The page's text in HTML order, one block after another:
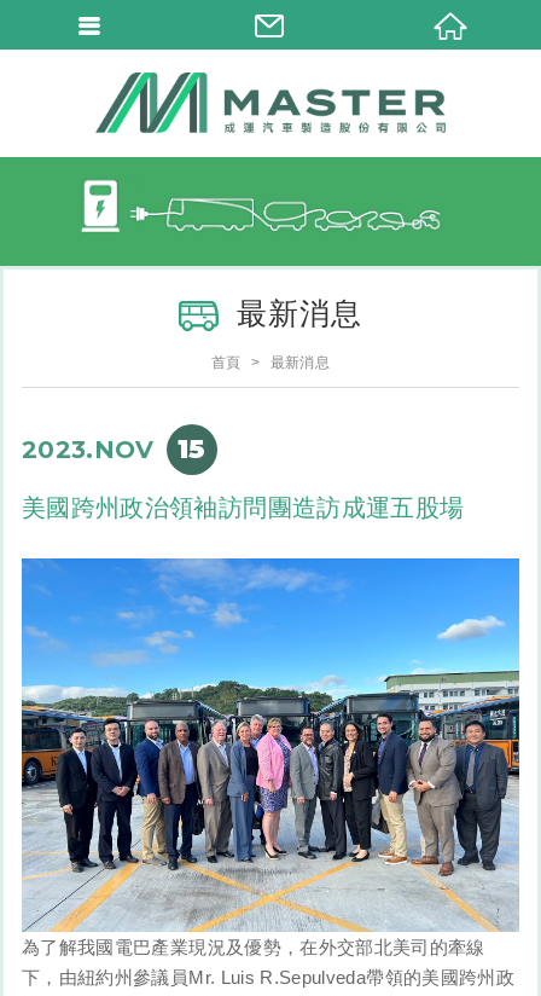
最新消息
首頁 最新消息
2023.NOV 15
美國跨州政治領袖訪問團造訪成運五股場
為了解我國電巴產業現況及優勢，在外交部北美司的牽線
下，由紐約州參議員Mr. Luis R.Sepulveda帶領的美國跨州政